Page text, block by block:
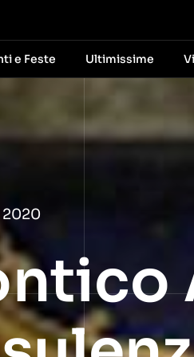
e Feste Ultimissime
2020